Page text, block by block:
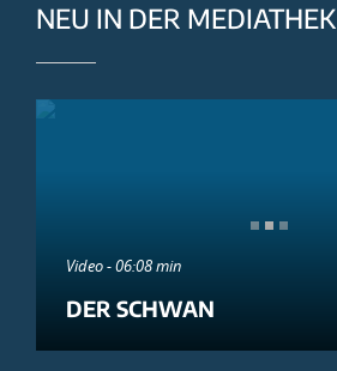
NEU IN DER MEDIATHEK
Video - 06:08 min
DER SCHWAN